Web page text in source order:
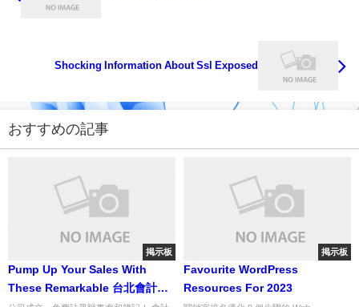
Shocking Information About Ssl Exposed
おすすめの記事
掲示板
Pump Up Your Sales With
These Remarkable 台北會計事
掲示板
Favourite WordPress
Resources For 2023